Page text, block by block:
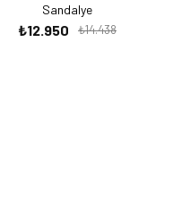
Sandalye
₺12.950 ₺14.438